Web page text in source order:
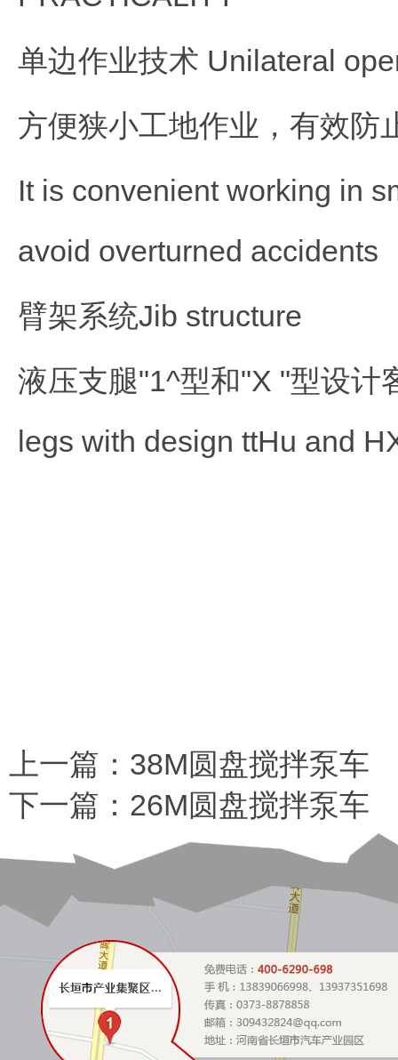
单边作业技术 Unilateral
方便狭小工地作业，有效防
It is convenient working in
avoid overturned accidents
臂架系统Jib structure
液压支腿"1^型和"X "型设计
legs with design ttHu and
上一篇： 38M圆盘搅拌泵车
下一篇： 26M圆盘搅拌泵车